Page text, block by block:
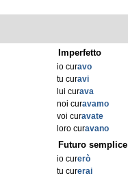
Imperfetto
io curavo
tu curavi
lui curava
noi curavamo
voi curavate
loro curavano
Futuro semplice
io curerò
tu curerai